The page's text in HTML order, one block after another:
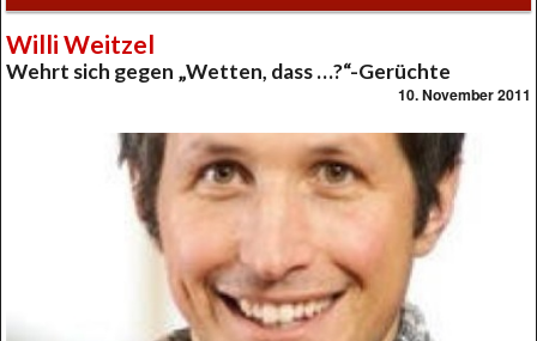
Willi Weitzel
Wehrt sich gegen „Wetten, dass …?“-Gerüchte
10. November 2011